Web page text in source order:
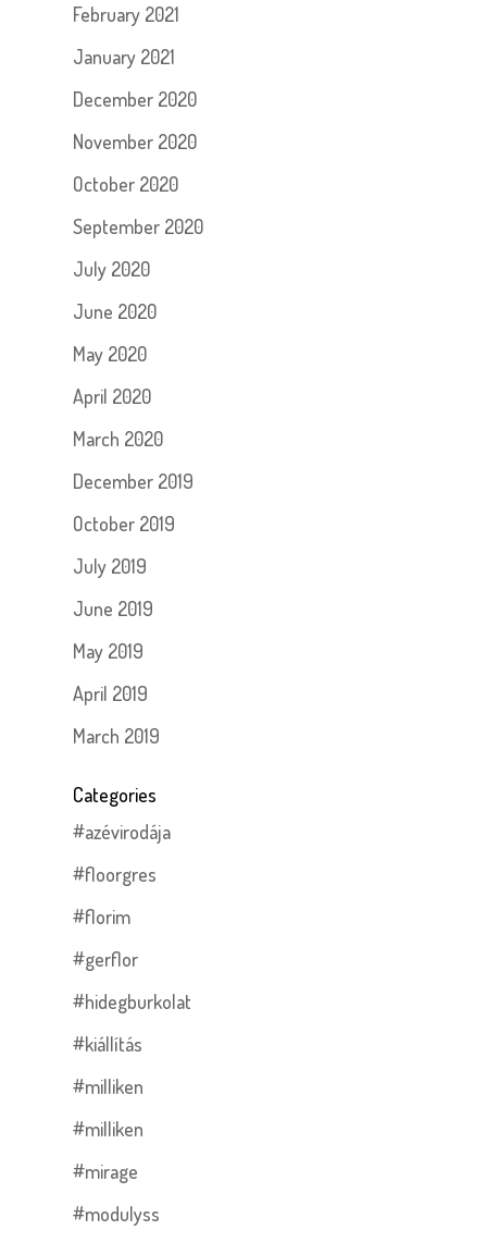
February 2021
January 2021
December 2020
November 2020
October 2020
September 2020
July 2020
June 2020
May 2020
April 2020
March 2020
December 2019
October 2019
July 2019
June 2019
May 2019
April 2019
March 2019
Categories
#azévirodája
#floorgres
#florim
#gerflor
#hidegburkolat
#kiállítás
#milliken
#milliken
#mirage
#modulyss